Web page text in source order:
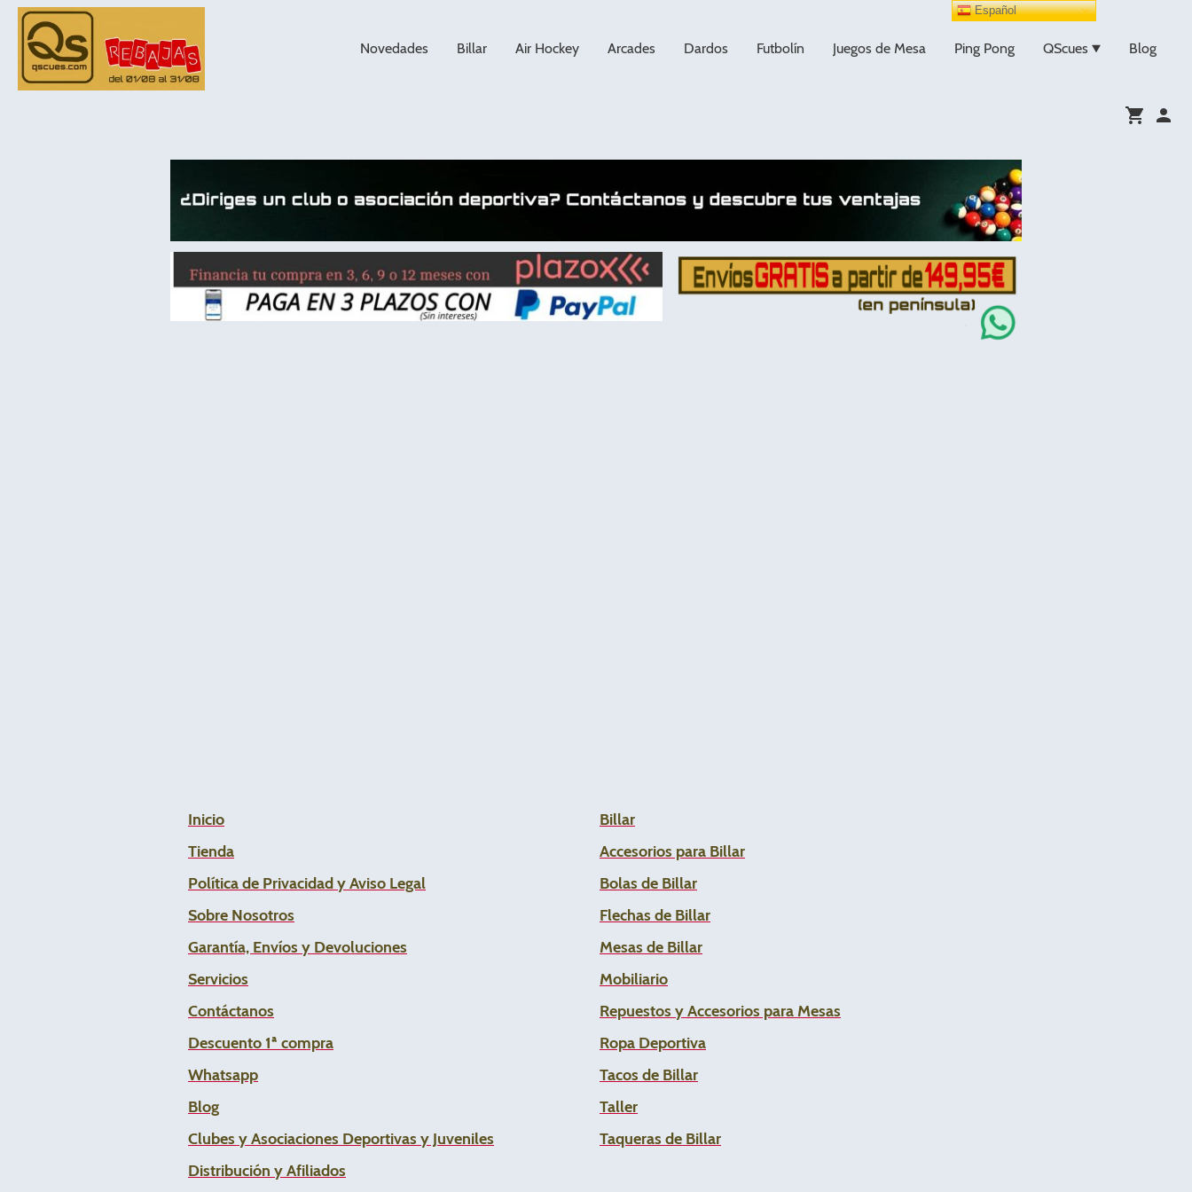
Novedades Billar Air Hockey Arcades Dardos Futbolín Juegos de Mesa Ping Pong QScues Blog
Inicio
Tienda
Política de Privacidad y Aviso Legal
Sobre Nosotros
Garantía, Envíos y Devoluciones
Servicios
Contáctanos
Descuento 1ª compra
Whatsapp
Blog
Clubes y Asociaciones Deportivas y Juveniles
Distribución y Afiliados
Billar
Accesorios para Billar
Bolas de Billar
Flechas de Billar
Mesas de Billar
Mobiliario
Repuestos y Accesorios para Mesas
Ropa Deportiva
Tacos de Billar
Taller
Taqueras de Billar
Español